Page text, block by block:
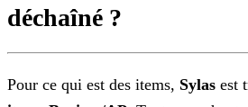
déchaîné ?
Pour ce qui est des items, Sylas est